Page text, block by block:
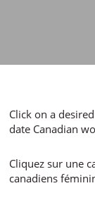
Click on a
date Canadian
Cliquez sur une
canadiens